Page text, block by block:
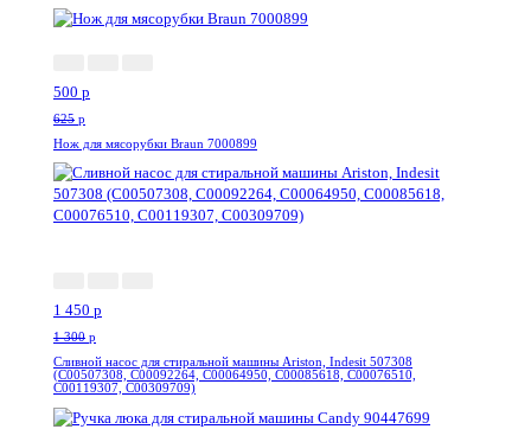
500 p
625 p
Нож для мясорубки Braun 7000899
1 450 p
1 300 p
Сливной насос для стиральной машины Ariston, Indesit 507308
(C00507308, C00092264, C00064950, C00085618, C00076510,
C00119307, C00309709)